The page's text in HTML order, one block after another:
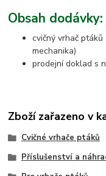
Obsah dodávky:
cvičný vrhač ptáků
mechanika)
prodejní doklad s
Zboží zařazeno v
Cvičné vrhače ptáků
Příslušenství a